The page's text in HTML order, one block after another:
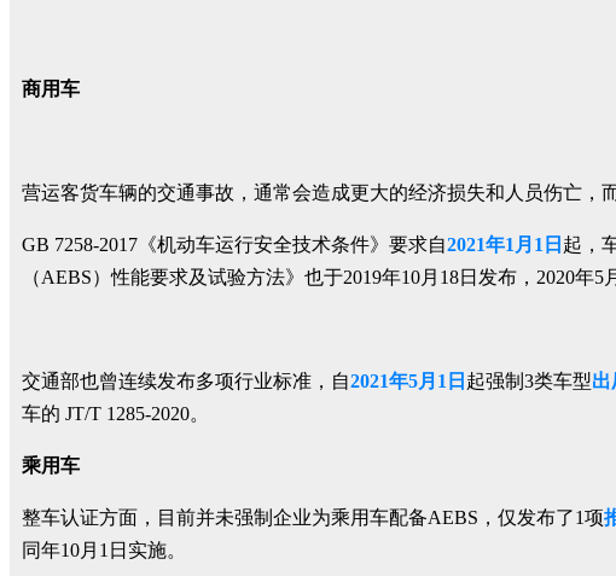
商用车
营运客货车辆的交通事故，通常会造成更大的经济损失和人员伤亡
GB 7258-2017《机动车运行安全技术条件》要求自2021年1月1日 起，
（AEBS）性能要求及试验方法》也于2019年10月18日发布，2020年5
交通部也曾连续发布多项行业标准，自2021年5月1日 起强制3类车型出
车的 JT/T 1285-2020。
乘用车
整车认证方面，目前并未强制企业为乘用车配备AEBS，仅发布了1项
同年10月1日实施。